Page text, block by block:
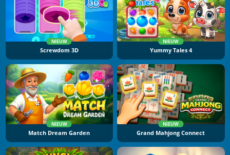
NIEUW
Screwdom 3D
NIEUW
Yummy Tales 4
NIEUW
Match Dream Garden
NIEUW
Grand Mahjong Connect